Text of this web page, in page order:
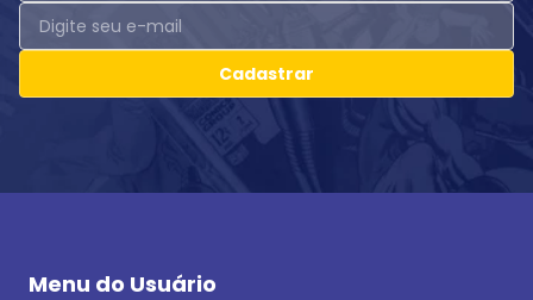
Cadastrar
Menu do Usuário